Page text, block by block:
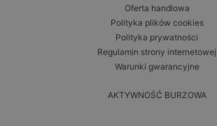
Oferta handlowa
Polityka plików cookies
Polityka prywatności
Regulamin strony internetowej
Warunki gwarancyjne
AKTYWNOŚĆ BURZOWA